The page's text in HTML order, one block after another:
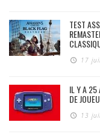
TEST
17
IL Y A 25
DE
13